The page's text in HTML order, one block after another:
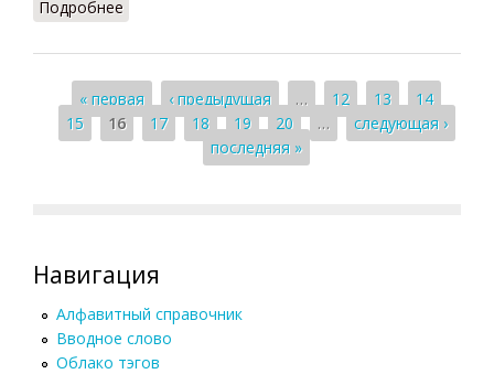
Подробнее
Страницы
« первая ‹ предыдущая … 12 13
14
15
16 17 18 19 20 …
следующая ›
последняя »
Навигация
Алфавитный справочник
Вводное слово
Облако тэгов